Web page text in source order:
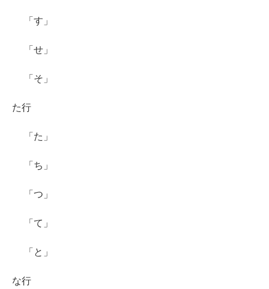
「す」
「せ」
「そ」
た行
「た」
「ち」
「つ」
「て」
「と」
な行